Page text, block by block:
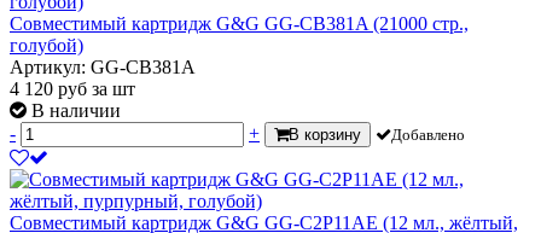
Совместимый картридж G&G GG-CB381A (21000 стр.,
голубой)
Артикул: GG-CB381A
4 120 руб за шт
В наличии
-
+ В корзину Добавлено
Совместимый картридж G&G GG-C2P11AE (12 мл., жёлтый,